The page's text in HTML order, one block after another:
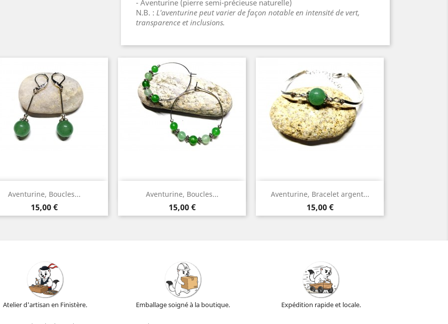
- Aventurine (pierre semi-précieuse naturelle)
N.B. : L'aventurine peut varier de façon notable en intensité de vert,
transparence et inclusions.
Aventurine, Boucles...
Prix
15,00 €
Aperçu rapide
Argent
Aventurine, Boucles...
Prix
15,00 €
Aperçu rapide
Argent
Aventurine, Bracelet argent...
Prix
15,00 €
Aperçu rapide
Argent
Atelier d'artisan en Finistère. Emballage soigné à la boutique. Expédition rapide et locale.